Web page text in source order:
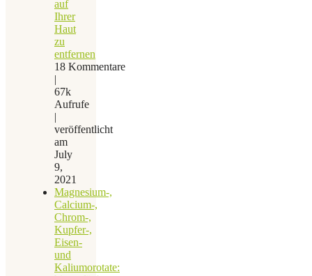
auf
Ihrer
Haut
zu
entfernen
18 Kommentare
|
67k
Aufrufe
|
veröffentlicht
am
July
9,
2021
Magnesium-,
Calcium-,
Chrom-,
Kupfer-,
Eisen-
und
Kaliumorotate: